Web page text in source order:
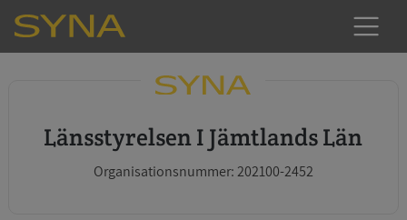
Länsstyrelsen I Jämtlands Län
Organisationsnummer: 202100-2452